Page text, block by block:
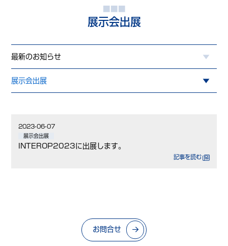
展示会出展
最新のお知らせ
展示会出展
2023-06-07
展示会出展
INTEROP2023に出展します。
記事を読む
お問合せ